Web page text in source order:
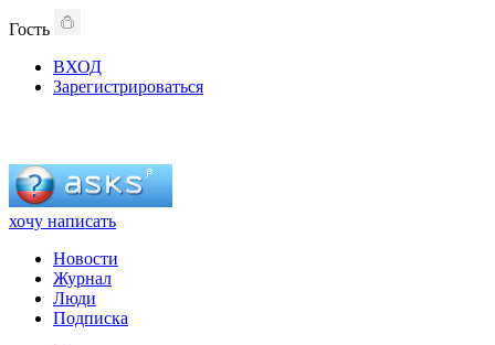
Гость
ВХОД
Зарегистрироваться
хочу написать
Новости
Журнал
Люди
Подписка